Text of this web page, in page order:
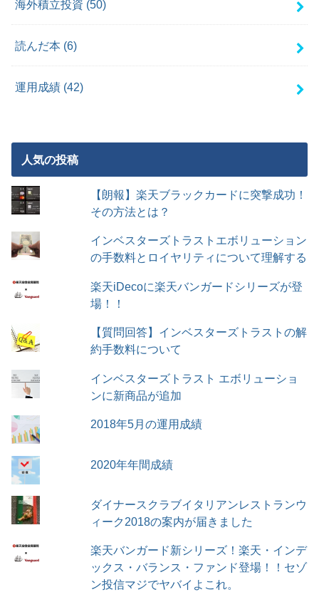
海外積立投資 (50)
読んだ本 (6)
運用成績 (42)
人気の投稿
【朗報】楽天ブラックカードに突撃成功！
その方法とは？
インベスターズトラストエボリューション
の手数料とロイヤリティについて理解する
楽天iDecoに楽天バンガードシリーズが登
場！！
【質問回答】インベスターズトラストの解
約手数料について
インベスターズトラスト エボリューショ
ンに新商品が追加
2018年5月の運用成績
2020年年間成績
ダイナースクラブイタリアンレストランウ
ィーク2018の案内が届きました
楽天バンガード新シリーズ！楽天・インデ
ックス・バランス・ファンド登場！！セゾ
ン投信マジでヤバイよこれ。